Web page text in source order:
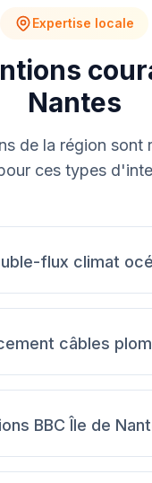
Expertise locale
Nantes
de la région sont
ces types
flux climat
câbles
BBC Île de